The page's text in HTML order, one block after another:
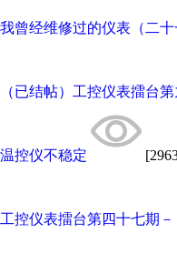
我曾经维修过的仪表（二十
（已结帖）工控仪表擂台
温控仪不稳定
工控仪表擂台第四十七期－